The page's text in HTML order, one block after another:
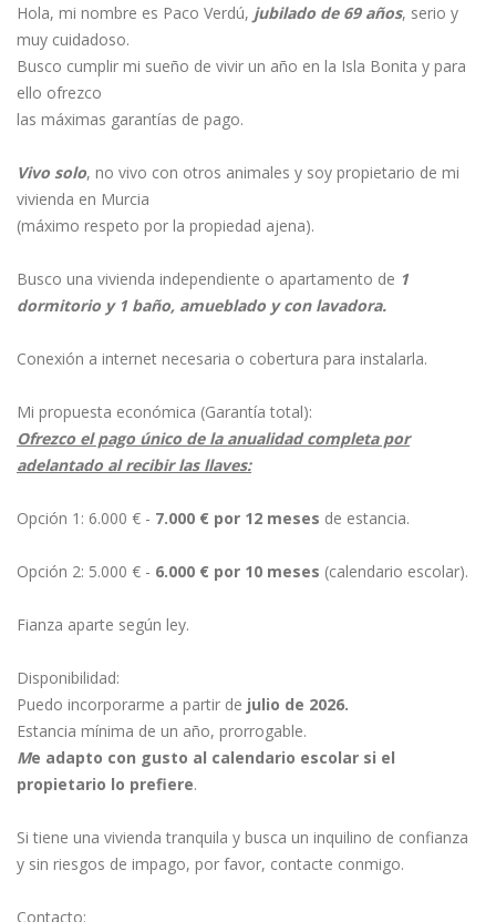
Hola, mi nombre es Paco Verdú, jubilado de 69 años, serio y
muy cuidadoso.
Busco cumplir mi sueño de vivir un año en la Isla Bonita y para
ello ofrezco
las máximas garantías de pago.
Vivo solo, no vivo con otros animales y soy propietario de mi
vivienda en Murcia
(máximo respeto por la propiedad ajena).
Busco una vivienda independiente o apartamento de 1
dormitorio y 1 baño, amueblado y con lavadora.
Conexión a internet necesaria o cobertura para instalarla.
Mi propuesta económica (Garantía total):
Ofrezco el pago único de la anualidad completa por
adelantado al recibir las llaves:
Opción 1: 6.000 € - 7.000 € por 12 meses de estancia.
Opción 2: 5.000 € - 6.000 € por 10 meses (calendario escolar).
Fianza aparte según ley.
Disponibilidad:
Puedo incorporarme a partir de julio de 2026.
Estancia mínima de un año, prorrogable.
Me adapto con gusto al calendario escolar si el
propietario lo prefiere.
Si tiene una vivienda tranquila y busca un inquilino de confianza
y sin riesgos de impago, por favor, contacte conmigo.
Contacto: